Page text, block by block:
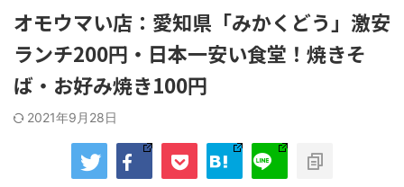
オモウマい店：愛知県「みかくどう」激安
ランチ200円・日本一安い食堂！焼きそ
ば・お好み焼き100円
2021年9月28日